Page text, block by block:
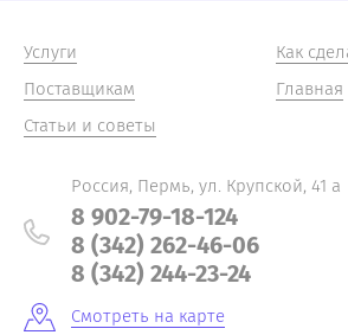
Услуги
Поставщикам
Статьи и советы
Как
Главная
Россия, Пермь, ул. Крупской, 41 а
8 902-79-18-124
8 (342) 262-46-06
8 (342) 244-23-24
Смотреть на карте